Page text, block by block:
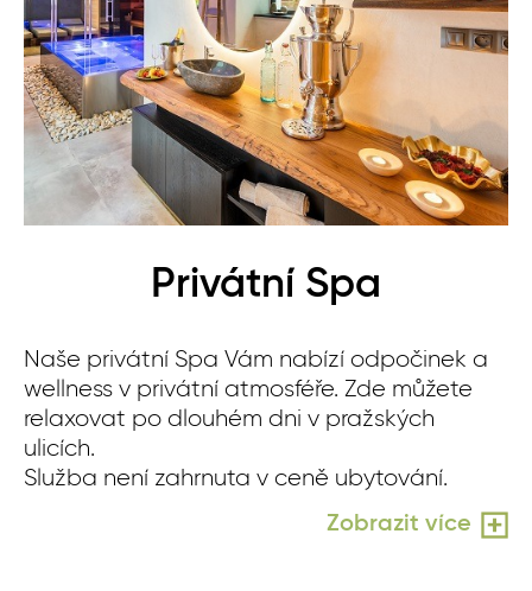
Privátní Spa
Naše privátní Spa Vám nabízí odpočinek a
wellness v privátní atmosféře. Zde můžete
relaxovat po dlouhém dni v pražských
ulicích.
Služba není zahrnuta v ceně ubytování.
Zobrazit více